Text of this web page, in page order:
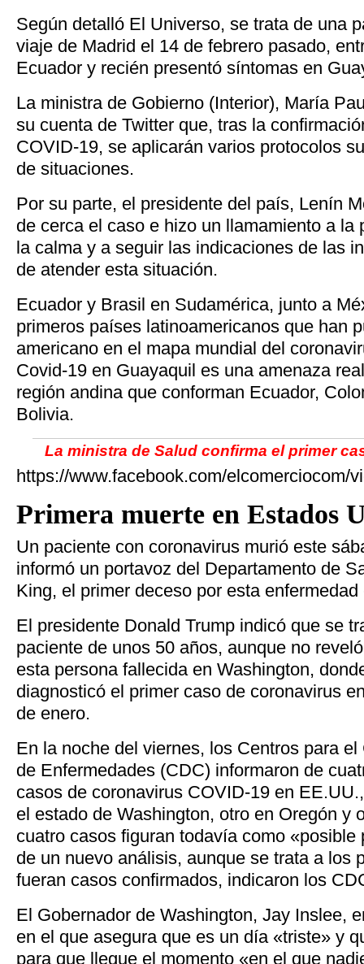
Según detalló El Universo, se trata de una
viaje de Madrid el 14 de febrero pasado,
Ecuador y recién presentó síntomas en
La ministra de Gobierno (Interior), María
su cuenta de Twitter que, tras la
COVID-19, se aplicarán varios protocolos
de situaciones.
Por su parte, el presidente del país, Lenín
de cerca el caso e hizo un llamamiento a la
la calma y a seguir las indicaciones de las
de atender esta situación.
Ecuador y Brasil en Sudamérica, junto a
primeros países latinoamericanos que han
americano en el mapa mundial del
Covid-19 en Guayaquil es una amenaza
región andina que conforman Ecuador,
Bolivia.
La ministra de Salud confirma el primer
https://www.facebook.com/elcomerciocom/
Primera muerte en Estados
Un paciente con coronavirus murió este
informó un portavoz del Departamento de
King, el primer deceso por esta enfermedad
El presidente Donald Trump indicó que se
paciente de unos 50 años, aunque no
esta persona fallecida en Washington,
diagnosticó el primer caso de coronavirus
de enero.
En la noche del viernes, los Centros para
de Enfermedades (CDC) informaron de
casos de coronavirus COVID-19 en
el estado de Washington, otro en Oregón y
cuatro casos figuran todavía como «posible
de un nuevo análisis, aunque se trata a los
fueran casos confirmados, indicaron los
El Gobernador de Washington, Jay Inslee,
en el que asegura que es un día «triste» y
para que llegue el momento «en el que